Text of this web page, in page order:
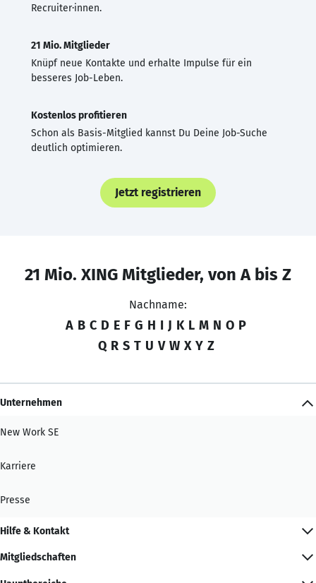
Recruiter·innen.
21 Mio. Mitglieder
Knüpf neue Kontakte und erhalte Impulse für ein
besseres Job-Leben.
Kostenlos profitieren
Schon als Basis-Mitglied kannst Du Deine Job-Suche
deutlich optimieren.
Jetzt registrieren
21 Mio. XING Mitglieder, von A bis Z
Nachname:
A B C D E F G H I J K L M N O P
Q R S T U V W X Y Z
Unternehmen
New Work SE
Karriere
Presse
Hilfe & Kontakt
Mitgliedschaften